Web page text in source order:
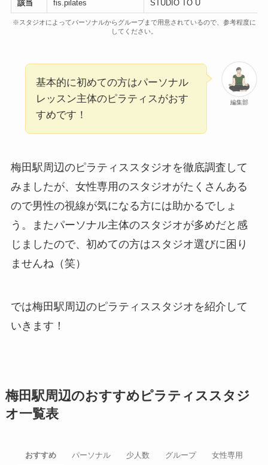
該当 fis.pilates STUDIO TO U
※スタジオによってパーソナルからグループまで用意されているので、参考程度に
してください。
編集部
基本的に初めての方はパーソナル
レッスン主体のピラティスがおす
すめです！
梅田駅周辺のピラティススタジオを徹底調査して
みましたが、女性専用のスタジオがたくさんある
ので男性の視線が気になる方には助かるでしょ
う。またパーソナル主体のスタジオが多めだと感
じましたので、初めての方はスタジオ選びに困り
ませんね（笑）
では梅田駅周辺のピラティススタジオを紹介して
いきます！
梅田駅周辺のおすすめピラティススタジ
オ一覧表
おすすめ パーソナル 少人数 グループ 女性専用